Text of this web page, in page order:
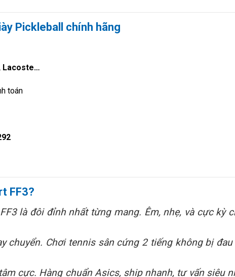
Pickleball chính hãng
Lacoste…
toán
FF3?
là đôi đỉnh nhất từng mang. Êm, nhẹ, và cực kỳ
chuyển. Chơi tennis sân cứng 2 tiếng không bị
cực. Hàng chuẩn Asics, ship nhanh, tư vấn siêu